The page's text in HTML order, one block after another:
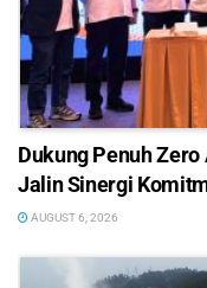
Dukung Penuh Zero
Jalin Sinergi
AUGUST 6, 2026